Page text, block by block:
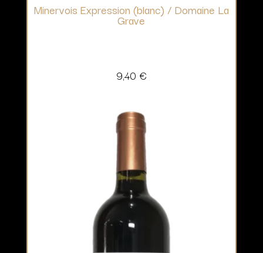
Minervois Expression (blanc) / Domaine La
Grave
9,40 €